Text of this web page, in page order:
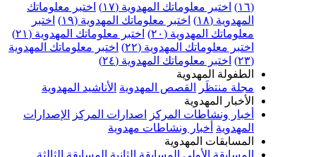
(١٦)
اختبر معلوماتك المهدوية (١٧)
اختبر معلوماتك
المهدوية (١٨)
اختبر معلوماتك المهدوية (١٩)
اختبر
معلوماتك المهدوية (٢٠)
اختبر معلوماتك المهدوية (٢١)
اختبر معلوماتك المهدوية (٢٢)
اختبر معلوماتك المهدوية
(٢٣)
اختبر معلوماتك المهدوية (٢٤)
الطفولة المهدوية
مجلة منتظَر
القصص المهدوية الأناشيد المهدوية
الأخبار المهدوية
أخبار ونشاطات المركز
اصدارات المركز
الإصدارات
المهدوية أخبار ونشاطات مهدوية
المسابقات المهدوية
المسابقة الأولى المسابقة الثانية المسابقة الثالثة